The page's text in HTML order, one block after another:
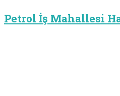
Petrol İş Mahallesi